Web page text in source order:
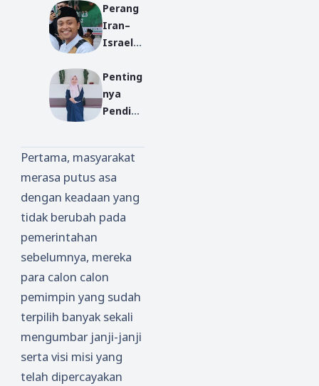
ang
Aksi di
Tengah
Keperc
ayaan
Publik
di Era
Digital:
Siapa
rnya
yang
Berkua
Ruang
Publik
Indone
sia?
Perang
Iran–
Israel:
Apa
Bekerja
,
ar Lagi
Juga
Kiamat
?
Penting
nya
Pendidi
Karakte
r Untuk
Genera
si Muda
Pertama, masyarakat
merasa putus asa
dengan keadaan yang
tidak berubah pada
pemerintahan
sebelumnya, mereka
para calon calon
pemimpin yang sudah
terpilih banyak sekali
mengumbar janji-janji
serta visi misi yang
telah dipercayakan